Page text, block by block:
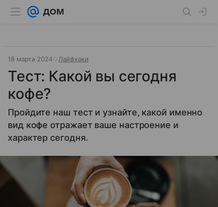
18 марта 2024 Лайфхаки
Тест: Какой вы сегодня
кофе?
Пройдите наш тест и узнайте, какой именно
вид кофе отражает ваше настроение и
характер сегодня.